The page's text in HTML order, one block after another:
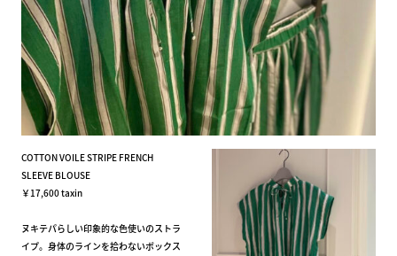
COTTON VOILE STRIPE FRENCH
SLEEVE BLOUSE
￥17,600 taxin
ヌキテパらしい印象的な色使いのストラ
イプ。身体のラインを拾わないボックス